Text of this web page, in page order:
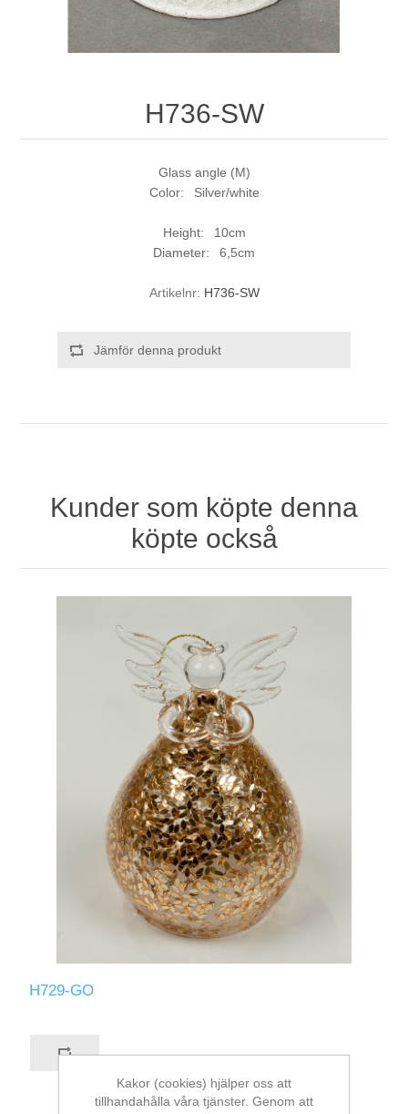
H736-SW
Glass angle (M)
Color: Silver/white
Height: 10cm
Diameter: 6,5cm
Artikelnr: H736-SW
Jämför denna produkt
Kunder som köpte denna
köpte också
H729-GO
Kakor (cookies) hjälper oss att
tillhandahålla våra tjänster. Genom att